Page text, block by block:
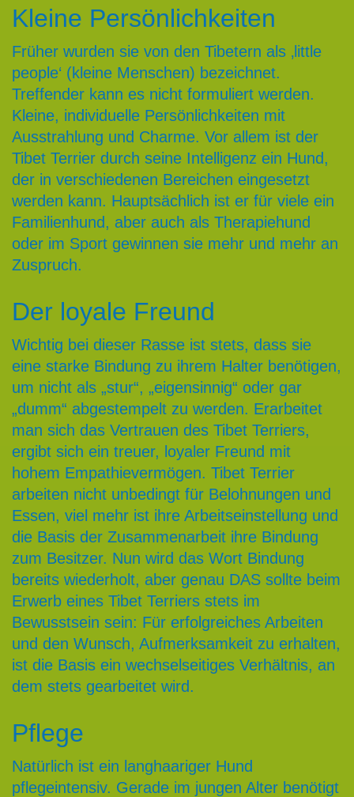
Kleine Persönlichkeiten
Früher wurden sie von den Tibetern als ‚little
people‘ (kleine Menschen) bezeichnet.
Treffender kann es nicht formuliert werden.
Kleine, individuelle Persönlichkeiten mit
Ausstrahlung und Charme. Vor allem ist der
Tibet Terrier durch seine Intelligenz ein Hund,
der in verschiedenen Bereichen eingesetzt
werden kann. Hauptsächlich ist er für viele ein
Familienhund, aber auch als Therapiehund
oder im Sport gewinnen sie mehr und mehr an
Zuspruch.
Der loyale Freund
Wichtig bei dieser Rasse ist stets, dass sie
eine starke Bindung zu ihrem Halter benötigen,
um nicht als „stur“, „eigensinnig“ oder gar
„dumm“ abgestempelt zu werden. Erarbeitet
man sich das Vertrauen des Tibet Terriers,
ergibt sich ein treuer, loyaler Freund mit
hohem Empathievermögen. Tibet Terrier
arbeiten nicht unbedingt für Belohnungen und
Essen, viel mehr ist ihre Arbeitseinstellung und
die Basis der Zusammenarbeit ihre Bindung
zum Besitzer. Nun wird das Wort Bindung
bereits wiederholt, aber genau DAS sollte beim
Erwerb eines Tibet Terriers stets im
Bewusstsein sein: Für erfolgreiches Arbeiten
und den Wunsch, Aufmerksamkeit zu erhalten,
ist die Basis ein wechselseitiges Verhältnis, an
dem stets gearbeitet wird.
Pflege
Natürlich ist ein langhaariger Hund
pflegeintensiv. Gerade im jungen Alter benötigt